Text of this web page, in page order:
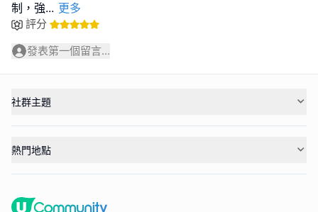
制，強... 更多
評分
發表第一個留言...
社群主題
熱門地點